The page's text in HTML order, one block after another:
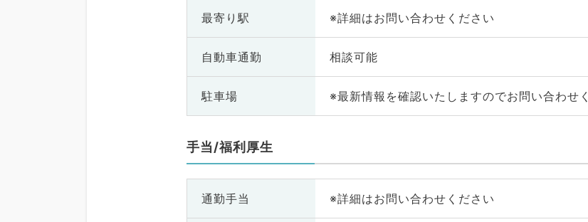
最寄り駅 ※詳細はお問い合わせください
自動車通勤 相談可能
駐車場 ※最新情報を確認いたしますのでお問い合わせ
手当/福利厚生
通勤手当 ※詳細はお問い合わせください